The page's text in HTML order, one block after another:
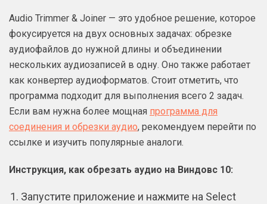
Audio Trimmer & Joiner — это удобное решение, которое
фокусируется на двух основных задачах: обрезке
аудиофайлов до нужной длины и объединении
нескольких аудиозаписей в одну. Оно также работает
как конвертер аудиоформатов. Стоит отметить, что
программа подходит для выполнения всего 2 задач.
Если вам нужна более мощная программа для
соединения и обрезки аудио, рекомендуем перейти по
ссылке и изучить популярные аналоги.
Инструкция, как обрезать аудио на Виндовс 10:
Запустите приложение и нажмите на Select